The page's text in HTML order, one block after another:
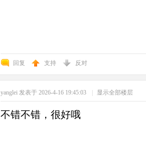
回复 支持 反对
yanglei 发表于 2026-4-16 19:45:03 | 显示全部楼层
不错不错，很好哦